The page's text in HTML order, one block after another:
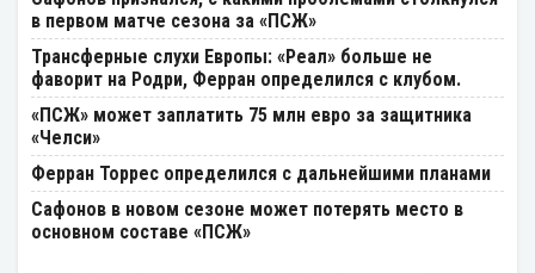
в первом матче сезона за «ПСЖ»
Трансферные слухи Европы: «Реал» больше не
фаворит на Родри, Ферран определился с клубом.
«ПСЖ» может заплатить 75 млн евро за защитника
«Челси»
Ферран Торрес определился с дальнейшими планами
Сафонов в новом сезоне может потерять место в
основном составе «ПСЖ»